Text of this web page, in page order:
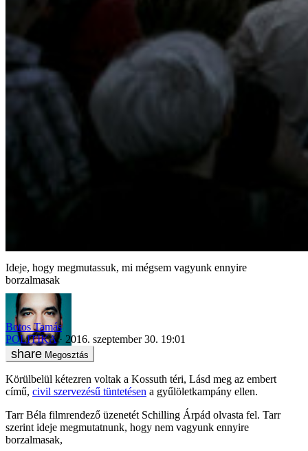
Ideje, hogy megmutassuk, mi mégsem vagyunk ennyire
borzalmasak
Botos Tamás
POLITIKA
2016. szeptember 30. 19:01
Megosztás
Körülbelül kétezren voltak a Kossuth téri, Lásd meg az embert
című, civil szervezésű tüntetésen a gyűlöletkampány ellen.
Tarr Béla filmrendező üzenetét Schilling Árpád olvasta fel. Tarr
szerint ideje megmutatnunk, hogy nem vagyunk ennyire
borzalmasak,